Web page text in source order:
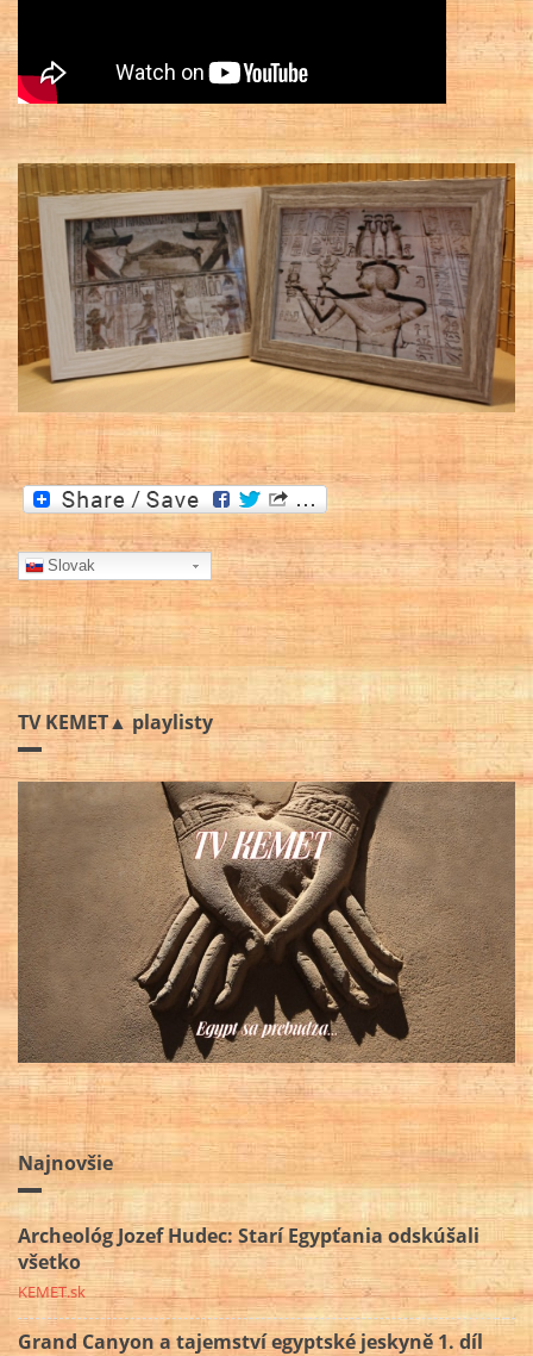
Slovak
TV KEMET▲ playlisty
Najnovšie
Archeológ Jozef Hudec: Starí Egypťania odskúšali
všetko
KEMET.sk
Grand Canyon a tajemství egyptské jeskyně 1. díl